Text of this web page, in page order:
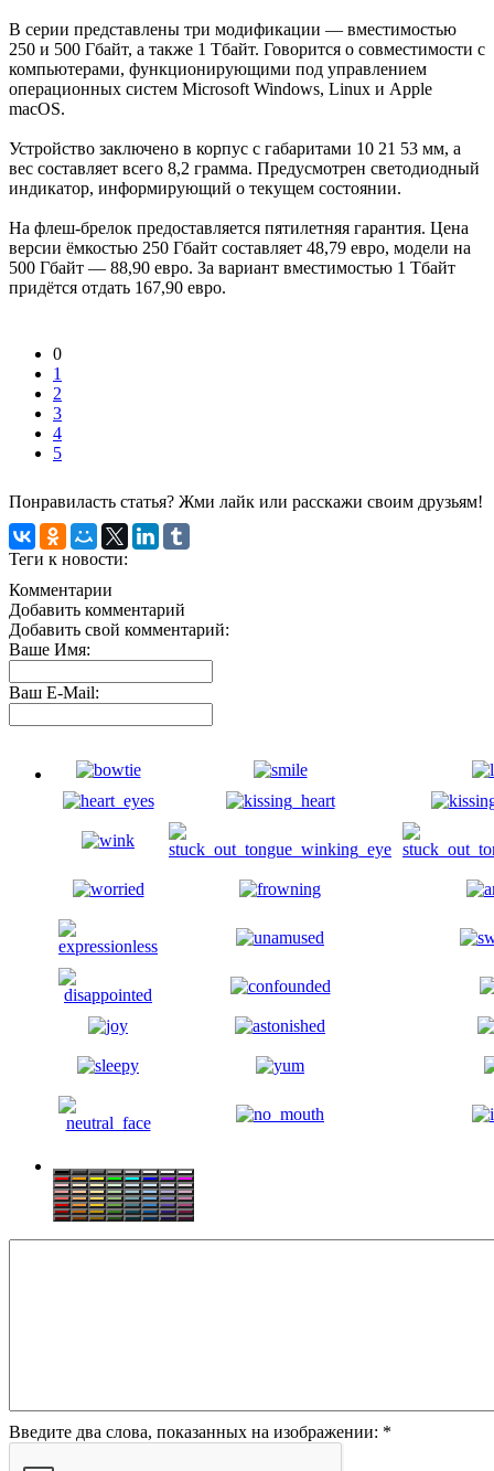
В серии представлены три модификации — вместимостью
250 и 500 Гбайт, а также 1 Тбайт. Говорится о совместимости с
компьютерами, функционирующими под управлением
операционных систем Microsoft Windows, Linux и Apple
macOS.
Устройство заключено в корпус с габаритами 10 21 53 мм, а
вес составляет всего 8,2 грамма. Предусмотрен светодиодный
индикатор, информирующий о текущем состоянии.
На флеш-брелок предоставляется пятилетняя гарантия. Цена
версии ёмкостью 250 Гбайт составляет 48,79 евро, модели на
500 Гбайт — 88,90 евро. За вариант вместимостью 1 Тбайт
придётся отдать 167,90 евро.
0
1
2
3
4
5
Понравиласть статья? Жми лайк или расскажи своим друзьям!
Теги к новости:
Комментарии
Добавить комментарий
Добавить свой комментарий:
Ваше Имя:
Ваш E-Mail:
Введите два слова, показанных на изображении: *